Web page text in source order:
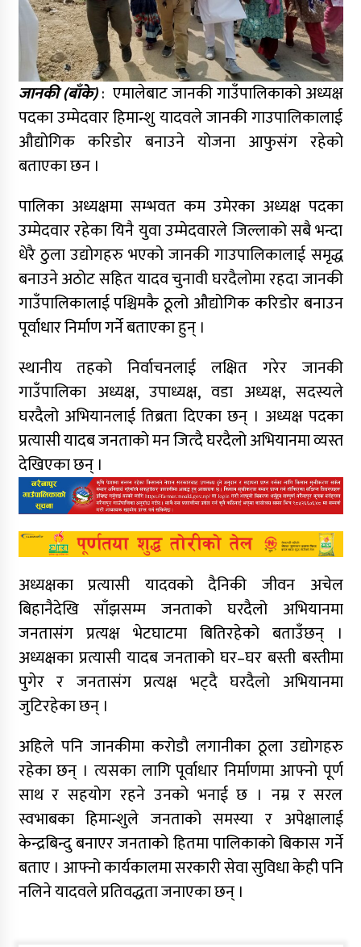
जानकी (बाँके): एमालेबाट जानकी गाउँपालिकाको अध्यक्ष
पदका उम्मेदवार हिमान्शु यादवले जानकी गाउपालिकालाई
औद्योगिक करिडोर बनाउने योजना आफुसंग रहेको
बताएका छन ।
पालिका अध्यक्षमा सम्भवत कम उमेरका अध्यक्ष पदका
उम्मेदवार रहेका यिनै युवा उम्मेदवारले जिल्लाको सबै भन्दा
धेरै ठुला उद्योगहरु भएको जानकी गाउपालिकालाई समृद्ध
बनाउने अठोट सहित यादव चुनावी घरदैलोमा रहदा जानकी
गाउँपालिकालाई पश्चिमकै ठूलो औद्योगिक करिडोर बनाउन
पूर्वाधार निर्माण गर्ने बताएका हुन् ।
स्थानीय तहको निर्वाचनलाई लक्षित गरेर जानकी
गाउँपालिका अध्यक्ष, उपाध्यक्ष, वडा अध्यक्ष, सदस्यले
घरदैलो अभियानलाई तिब्रता दिएका छन् । अध्यक्ष पदका
प्रत्यासी यादब जनताको मन जित्दै घरदैलो अभियानमा व्यस्त
देखिएका छन् ।
अध्यक्षका प्रत्यासी यादवको दैनिकी जीवन अचेल
बिहानैदेखि साँझसम्म जनताको घरदैलो अभियानमा
जनतासंग प्रत्यक्ष भेटघाटमा बितिरहेको बताउँछन् ।
अध्यक्षका प्रत्यासी यादब जनताको घर–घर बस्ती बस्तीमा
पुगेर र जनतासंग प्रत्यक्ष भट्दै घरदैलो अभियानमा
जुटिरहेका छन् ।
अहिले पनि जानकीमा करोडौ लगानीका ठूला उद्योगहरु
रहेका छन् । त्यसका लागि पूर्वाधार निर्माणमा आफ्नो पूर्ण
साथ र सहयोग रहने उनको भनाई छ । नम्र र सरल
स्वभाबका हिमान्शुले जनताको समस्या र अपेक्षालाई
केन्द्रबिन्दु बनाएर जनताको हितमा पालिकाको बिकास गर्ने
बताए । आफ्नो कार्यकालमा सरकारी सेवा सुविधा केही पनि
नलिने यादवले प्रतिवद्धता जनाएका छन् ।